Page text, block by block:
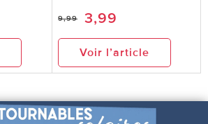
9,99 3,99
Voir l’article